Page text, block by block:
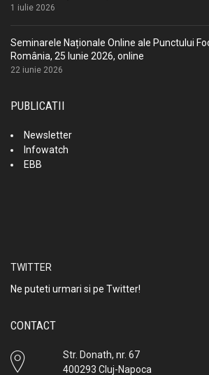
1 iulie 2026
Seminarele Naționale Online ale Punctului
România, 25 Iunie 2026, online
22 iunie 2026
PUBLICATII
Newsletter
Infowatch
EBB
TWITTER
Ne puteti urmari si pe Twitter!
CONTACT
Str. Donath, nr. 67
400293 Cluj-Napoca